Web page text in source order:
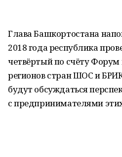
Глава Башкортостана
2018 года республика
четвёртый по счёту Форум
регионов стран ШОС и
будут обсуждаться
с предпринимателями